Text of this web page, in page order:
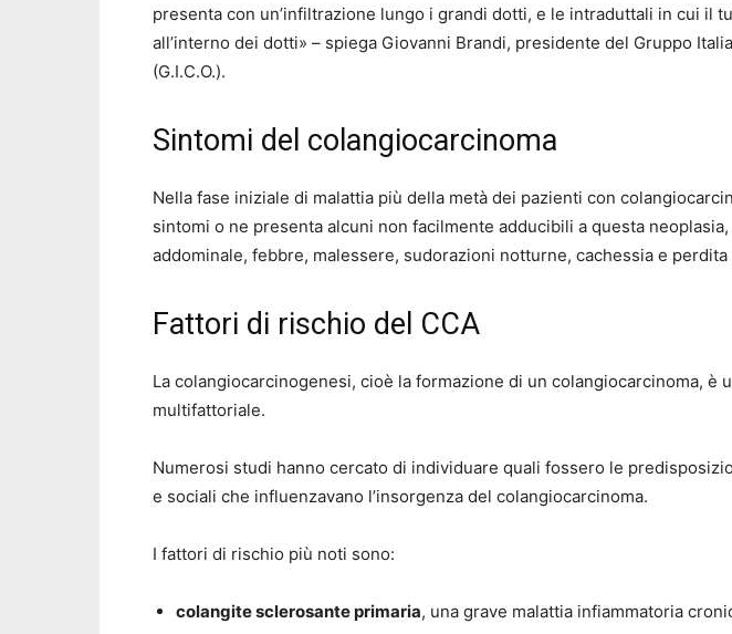
presenta con un’infiltrazione lungo i grandi dotti, e le intraduttali in cui il
all’interno dei dotti» – spiega Giovanni Brandi, presidente del Gruppo
(G.I.C.O.).
Sintomi del colangiocarcinoma
Nella fase iniziale di malattia più della metà dei pazienti con
sintomi o ne presenta alcuni non facilmente adducibili a questa
addominale, febbre, malessere, sudorazioni notturne, cachessia e perdita
Fattori di rischio del CCA
La colangiocarcinogenesi, cioè la formazione di un colangiocarcinoma, è
multifattoriale.
Numerosi studi hanno cercato di individuare quali fossero le
e sociali che influenzavano l’insorgenza del colangiocarcinoma.
I fattori di rischio più noti sono:
colangite sclerosante primaria, una grave malattia infiammatoria